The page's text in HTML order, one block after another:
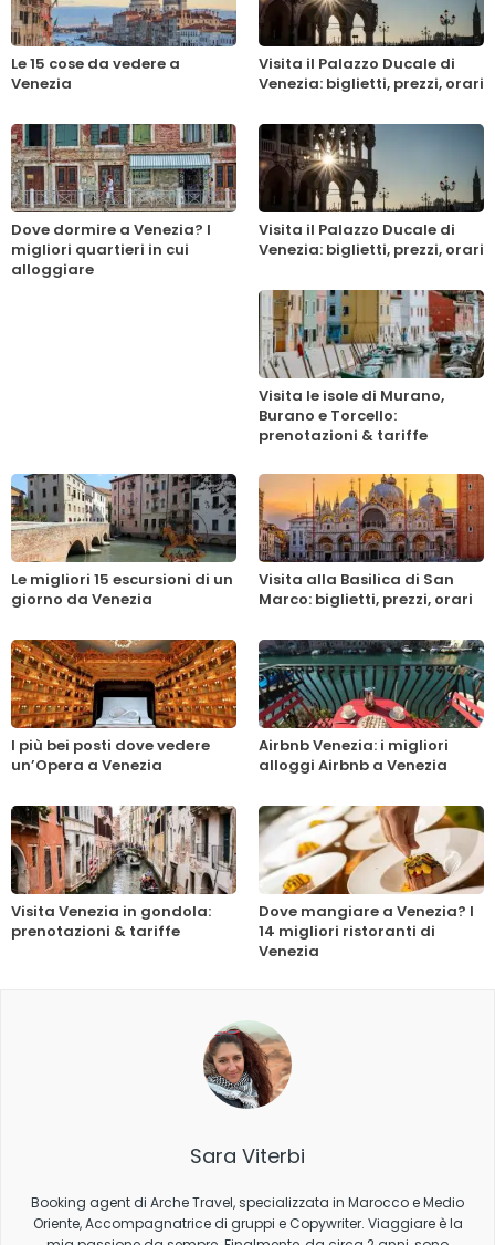
Le 15 cose da vedere a
Venezia
Visita il Palazzo Ducale di
Venezia: biglietti, prezzi, orari
Dove dormire a Venezia? I
migliori quartieri in cui
alloggiare
Visita il Palazzo Ducale di
Venezia: biglietti, prezzi, orari
Visita le isole di Murano,
Burano e Torcello:
prenotazioni & tariffe
Le migliori 15 escursioni di un
giorno da Venezia
Visita alla Basilica di San
Marco: biglietti, prezzi, orari
I più bei posti dove vedere
un’Opera a Venezia
Airbnb Venezia: i migliori
alloggi Airbnb a Venezia
Visita Venezia in gondola:
prenotazioni & tariffe
Dove mangiare a Venezia? I
14 migliori ristoranti di
Venezia
Sara Viterbi
Booking agent di Arche Travel, specializzata in Marocco e Medio
Oriente, Accompagnatrice di gruppi e Copywriter. Viaggiare è la